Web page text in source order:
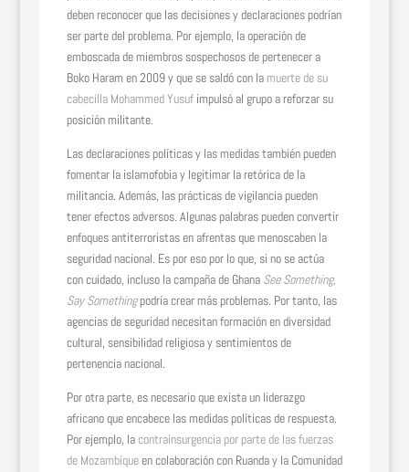
deben reconocer que las decisiones y declaraciones podrían
ser parte del problema. Por ejemplo, la operación de
emboscada de miembros sospechosos de pertenecer a
Boko Haram en 2009 y que se saldó con la muerte de su
cabecilla Mohammed Yusufimpulsó al grupo a reforzar su
posición militante.
Las declaraciones políticas y las medidas también pueden
fomentar la islamofobia y legitimar la retórica de la
militancia. Además, las prácticas de vigilancia pueden
tener efectos adversos. Algunas palabras pueden convertir
enfoques antiterroristas en afrentas que menoscaben la
seguridad nacional. Es por eso por lo que, si no se actúa
con cuidado, incluso la campaña de Ghana See Something,
Say Somethingpodría crear más problemas. Por tanto, las
agencias de seguridad necesitan formación en diversidad
cultural, sensibilidad religiosa y sentimientos de
pertenencia nacional.
Por otra parte, es necesario que exista un liderazgo
africano que encabece las medidas políticas de respuesta.
Por ejemplo, la contrainsurgencia por parte de las fuerzas
de Mozambiqueen colaboración con Ruanda y la Comunidad